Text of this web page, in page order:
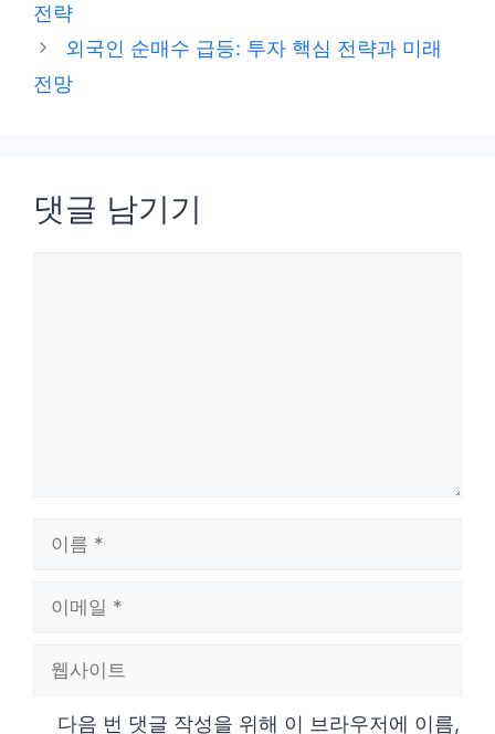
리
전략
외국인 순매수 급등: 투자 핵심 전략과 미래
전망
댓글 남기기
다음 번 댓글 작성을 위해 이 브라우저에 이름,